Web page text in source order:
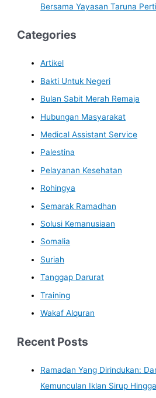
Bersama Yayasan Taruna
Categories
Artikel
Bakti Untuk Negeri
Bulan Sabit Merah Remaja
Hubungan Masyarakat
Medical Assistant Service
Palestina
Pelayanan Kesehatan
Rohingya
Semarak Ramadhan
Solusi Kemanusiaan
Somalia
Suriah
Tanggap Darurat
Training
Wakaf Alquran
Recent Posts
Ramadan Yang Dirindukan:
Kemunculan Iklan Sirup Hingga